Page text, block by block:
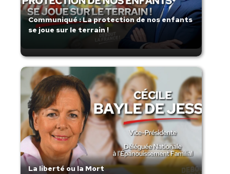
Communiqué : La protection de nos enfants
se joue sur le terrain !
La liberté ou la Mort